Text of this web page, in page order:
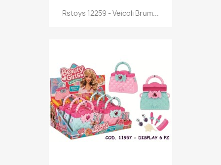
Anteprima
Rstoys 12259 - Veicoli Brum...